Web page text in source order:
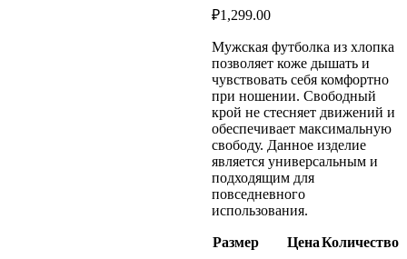
₽1,299.00
Мужская футболка из хлопка
позволяет коже дышать и
чувствовать себя комфортно
при ношении. Свободный
крой не стесняет движений и
обеспечивает максимальную
свободу. Данное изделие
является универсальным и
подходящим для
повседневного
использования.
Размер ЦенаКоличество